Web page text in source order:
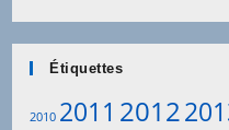
Étiquettes
2010 2011 2012